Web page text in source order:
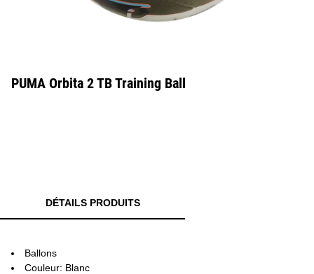
PUMA Orbita 2 TB Training Ball
DÉTAILS PRODUITS
Ballons
Couleur: Blanc